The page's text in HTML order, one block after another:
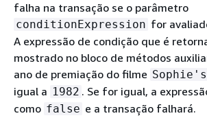
falha na transação se o parâmetro
conditionExpression for
A expressão de condição que é
mostrado no bloco de métodos
ano de premiação do filme
igual a 1982 . Se for igual, a
como false e a transação falhará.